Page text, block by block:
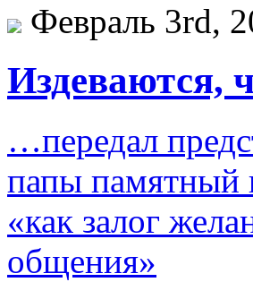
Февраль 3rd,
Издеваются,
…передал
папы памятный
«как залог
общения»